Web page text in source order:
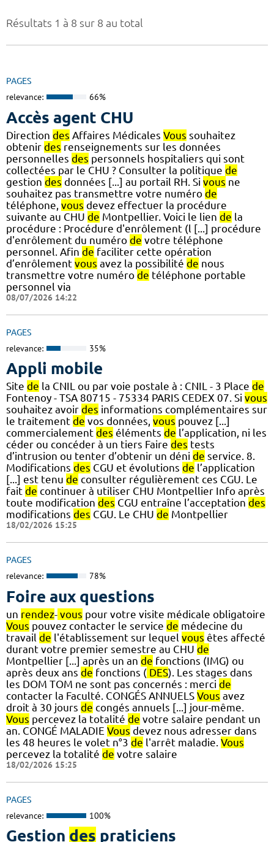
Résultats 1 à 8 sur 8 au total
PAGES
relevance: 66%
Accès agent CHU
Direction des Affaires Médicales Vous souhaitez
obtenir des renseignements sur les données
personnelles des personnels hospitaliers qui sont
collectées par le CHU ? Consulter la politique de
gestion des données [...] au portail RH. Si vous ne
souhaitez pas transmettre votre numéro de
téléphone, vous devez effectuer la procédure
suivante au CHU de Montpellier. Voici le lien de la
procédure : Procédure d'enrôlement (l [...] procédure
d'enrôlement du numéro de votre téléphone
personnel. Afin de faciliter cette opération
d’enrôlement vous avez la possibilité de nous
transmettre votre numéro de téléphone portable
personnel via
08/07/2026 14:22
PAGES
relevance: 35%
Appli mobile
Site de la CNIL ou par voie postale à : CNIL - 3 Place de
Fontenoy - TSA 80715 - 75334 PARIS CEDEX 07. Si vous
souhaitez avoir des informations complémentaires sur
le traitement de vos données, vous pouvez [...]
commercialement des éléments de l’application, ni les
céder ou concéder à un tiers Faire des tests
d’intrusion ou tenter d’obtenir un déni de service. 8.
Modifications des CGU et évolutions de l’application
[...] est tenu de consulter régulièrement ces CGU. Le
fait de continuer à utiliser CHU Montpellier Info après
toute modification des CGU entraîne l’acceptation des
modifications des CGU. Le CHU de Montpellier
18/02/2026 15:25
PAGES
relevance: 78%
Foire aux questions
un rendez- vous pour votre visite médicale obligatoire
Vous pouvez contacter le service de médecine du
travail de l'établissement sur lequel vous êtes affecté
durant votre premier semestre au CHU de
Montpellier [...] après un an de fonctions (IMG) ou
après deux ans de fonctions ( DES). Les stages dans
les DOM TOM ne sont pas concernés : merci de
contacter la Faculté. CONGÉS ANNUELS Vous avez
droit à 30 jours de congés annuels [...] jour-même.
Vous percevez la totalité de votre salaire pendant un
an. CONGÉ MALADIE Vous devez nous adresser dans
les 48 heures le volet n°3 de l'arrêt maladie. Vous
percevez la totalité de votre salaire
18/02/2026 15:25
PAGES
relevance: 100%
Gestion des praticiens